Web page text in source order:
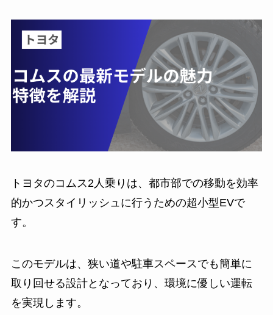
トヨタのコムス2人乗りは、都市部での移動を効率
的かつスタイリッシュに行うための超小型EVで
す。
このモデルは、狭い道や駐車スペースでも簡単に
取り回せる設計となっており、環境に優しい運転
を実現します。